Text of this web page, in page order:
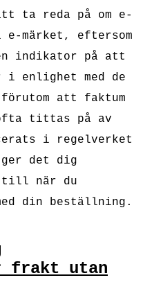
ta reda på om e-
märket, eftersom
indikator på att
i enlighet med de
att faktum
tittas på av
i regelverket
ger det dig
till när du
din beställning.
frakt utan